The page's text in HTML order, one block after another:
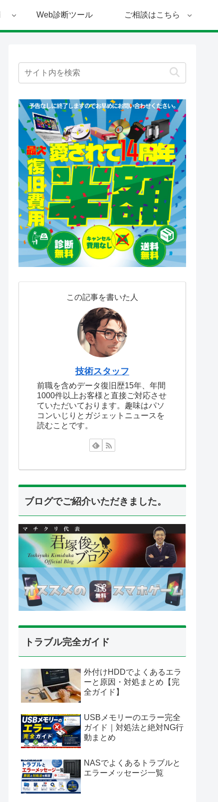
Web診断ツール ご相談はこちら
この記事を書いた人
技術スタッフ
前職を含めデータ復旧歴15年、年間
1000件以上お客様と直接ご対応させ
ていただいております。趣味はパソ
コンいじりとガジェットニュースを
読むことです。
ブログでご紹介いただきました。
トラブル完全ガイド
外付けHDDでよくあるエラ
ーと原因・対処まとめ【完
全ガイド】
USBメモリーのエラー完全
ガイド｜対処法と絶対NG行
動まとめ
NASでよくあるトラブルと
エラーメッセージ一覧